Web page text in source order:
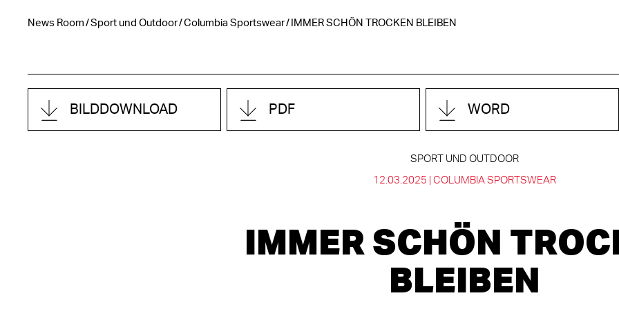
News Room Sport und Outdoor Columbia Sportswear IMMER SCHÖN TROCKEN BLEIBEN
BILDDOWNLOAD PDF WORD
SPORT UND OUTDOOR
12.03.2025 | COLUMBIA SPORTSWEAR
IMMER SCHÖN
BLEIBEN